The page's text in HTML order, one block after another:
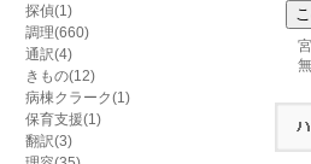
探偵(1)
調理(660)
通訳(4)
きもの(12)
病棟クラーク(1)
保育支援(1)
翻訳(3)